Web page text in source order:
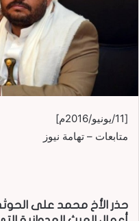
[11/يونيو/2016م]
متابعات – تهامة نيوز
حذر الأخ محمد على